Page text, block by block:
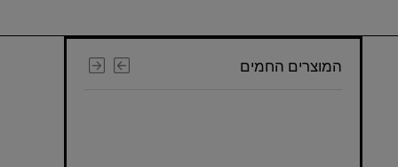
המוצרים החמים